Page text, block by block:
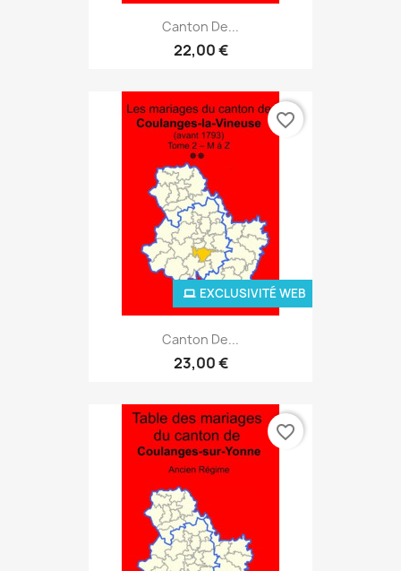
Canton De...
22,00 €
Canton De...
23,00 €
EXCLUSIVITÉ WEB
favorite_border
favorite_border